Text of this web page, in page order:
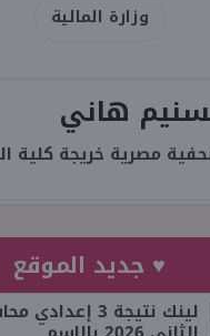
وزارة المالية
هاني
مصرية خريجة كلية
♥ جديد الموقع
لينك نتيجة 3